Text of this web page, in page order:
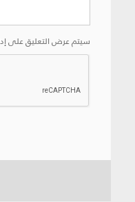
سيتم عرض التعليق على